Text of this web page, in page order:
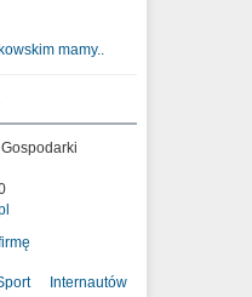
mamy..
Internautów